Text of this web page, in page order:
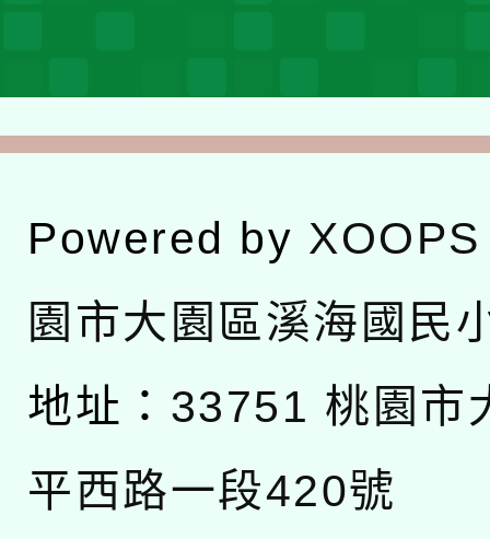
Powered by XOOPS
園市大園區溪海國民
地址： 33751 桃園市
平西路一段420號